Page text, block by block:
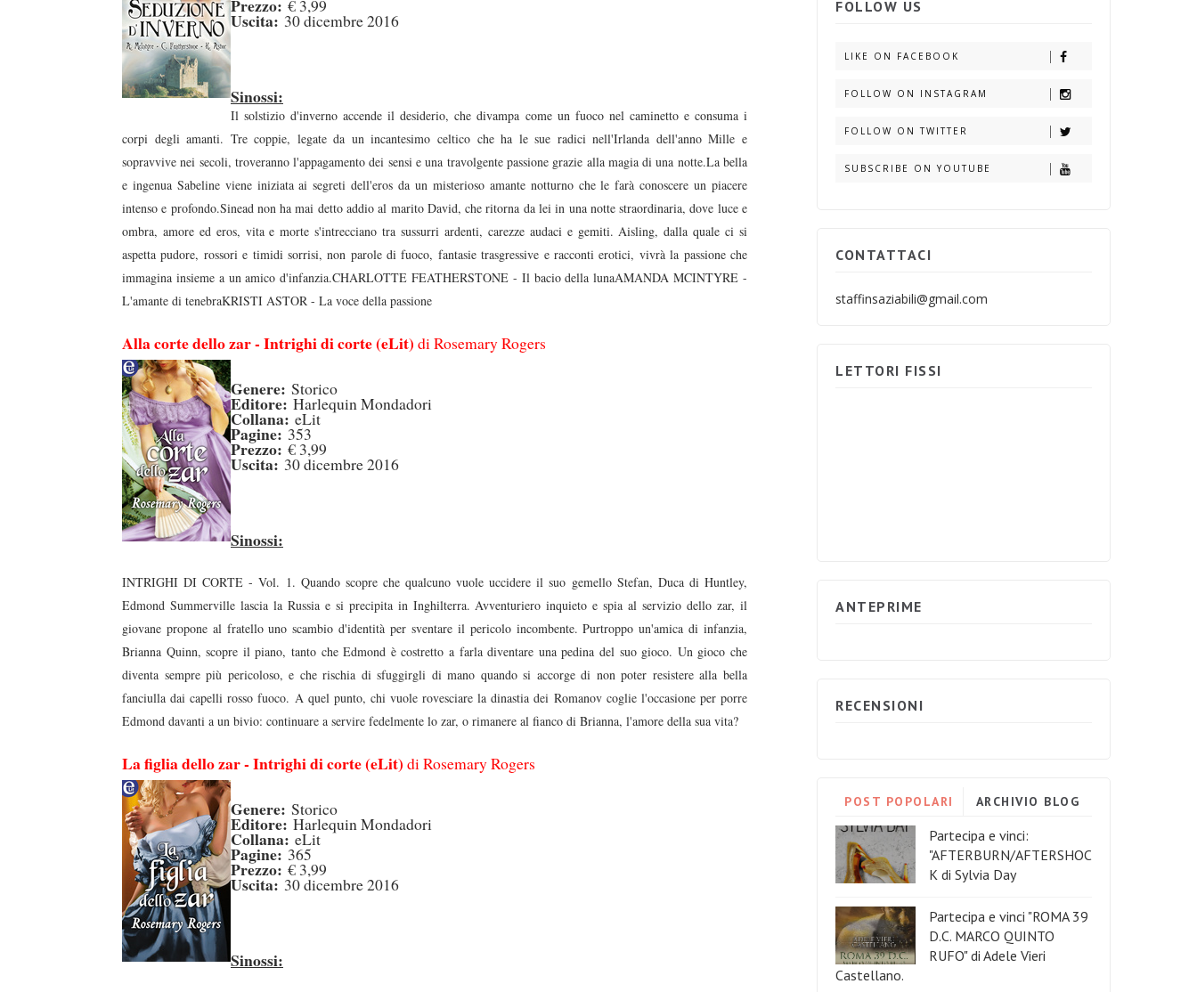
Prezzo: € 3,99
Uscita: 30 dicembre 2016
Sinossi:
Il solstizio d'inverno accende il desiderio, che divampa come un fuoco nel caminetto e consuma i
corpi degli amanti. Tre coppie, legate da un incantesimo celtico che ha le sue radici nell'Irlanda dell'anno Mille e
sopravvive nei secoli, troveranno l'appagamento dei sensi e una travolgente passione grazie alla magia di una notte.La bella
e ingenua Sabeline viene iniziata ai segreti dell'eros da un misterioso amante notturno che le farà conoscere un piacere
intenso e profondo.Sinead non ha mai detto addio al marito David, che ritorna da lei in una notte straordinaria, dove luce e
ombra, amore ed eros, vita e morte s'intrecciano tra sussurri ardenti, carezze audaci e gemiti. Aisling, dalla quale ci si
aspetta pudore, rossori e timidi sorrisi, non parole di fuoco, fantasie trasgressive e racconti erotici, vivrà la passione che
immagina insieme a un amico d'infanzia.CHARLOTTE FEATHERSTONE - Il bacio della lunaAMANDA MCINTYRE -
L'amante di tenebraKRISTI ASTOR - La voce della passione
Alla corte dello zar - Intrighi di corte (eLit) di Rosemary Rogers
Genere: Storico
Editore: Harlequin Mondadori
Collana: eLit
Pagine: 353
Prezzo: € 3,99
Uscita: 30 dicembre 2016
Sinossi:
INTRIGHI DI CORTE - Vol. 1. Quando scopre che qualcuno vuole uccidere il suo gemello Stefan, Duca di Huntley,
Edmond Summerville lascia la Russia e si precipita in Inghilterra. Avventuriero inquieto e spia al servizio dello zar, il
giovane propone al fratello uno scambio d'identità per sventare il pericolo incombente. Purtroppo un'amica di infanzia,
Brianna Quinn, scopre il piano, tanto che Edmond è costretto a farla diventare una pedina del suo gioco. Un gioco che
diventa sempre più pericoloso, e che rischia di sfuggirgli di mano quando si accorge di non poter resistere alla bella
fanciulla dai capelli rosso fuoco. A quel punto, chi vuole rovesciare la dinastia dei Romanov coglie l'occasione per porre
Edmond davanti a un bivio: continuare a servire fedelmente lo zar, o rimanere al fianco di Brianna, l'amore della sua vita?
La figlia dello zar - Intrighi di corte (eLit) di Rosemary Rogers
Genere: Storico
Editore: Harlequin Mondadori
Collana: eLit
Pagine: 365
Prezzo: € 3,99
Uscita: 30 dicembre 2016
Sinossi:
FOLLOW US
LIKE ON FACEBOOK
FOLLOW ON INSTAGRAM
FOLLOW ON TWITTER
SUBSCRIBE ON YOUTUBE
CONTATTACI
staffinsaziabili@gmail.com
LETTORI FISSI
ANTEPRIME
RECENSIONI
POST POPOLARI ARCHIVIO BLOG
Partecipa e vinci:
"AFTERBURN/AFTERSHOC
K di Sylvia Day
Partecipa e vinci "ROMA 39
D.C. MARCO QUINTO
RUFO" di Adele Vieri
Castellano.